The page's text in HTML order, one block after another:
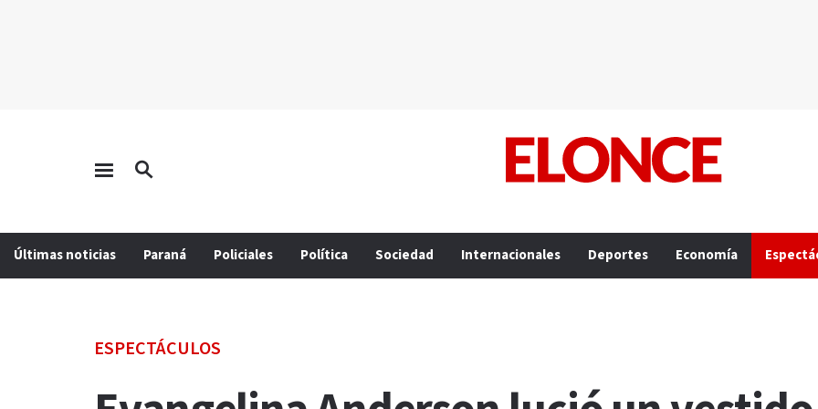
Últimas noticias Paraná Policiales Política Sociedad Internacionales Deportes Economía
ESPECTÁCULOS